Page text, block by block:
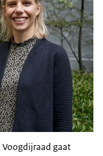
Voogdijraad gaat